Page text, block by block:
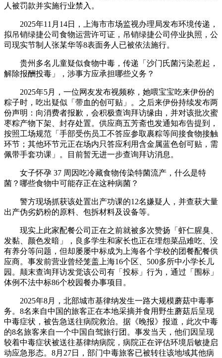
人被罚款并实施行业禁入。
2025年11月14日，上海市市场监视办理局发布环境传递，
拟吊销绿捷公司食物运营许可证，吊销绿捷公司停业执照，公
司现实节制人张某华等8表面务人已被依法施行。
贵州多名儿童疑似食物中毒，传递「沙门氏菌污染惹起，
解除报酬投毒」，涉事方应承担哪些义务？
2025年5月，一位网友发布视频称，她喂宝宝吃来伊份的
粽子时，吃出疑似「带血的创可贴」。之后来伊份持续发布两
份声明：向消费者报歉，会积极查询拜访缘由，并对该批次蜜
枣粽产物下架、封存处置。供应商五芳斋也发通知布告提到，
按照工场规范「手部受伤员工不答应参取裹粽等间接食物接触
环节；其他环节元正在场内只答应利用含金属蓝色创可贴，需
佩带手套功课」。目前暂无进一步查询拜访消息。
女子怀孕 37 周因吃冷藏食物传染特菌流产，什么是特
菌？哪些食物中可能存正在这种病菌？
警方现场抓获该处置出产功课的12名嫌疑人，并查获大量
出产伪劣奶粉的原料、包拆材料及设备等。
现实上此家配餐公司正在之前就被多次赞扬「虾仁腥臭、
发黏、颜色发暗」，良多学生和家长也正在埋怨菜品难吃、没
有养分等问题，但却屡屡中标成为上海各个学校的团餐配餐供
应商。事发前营业曾经笼盖上海16个区、500多所中小学长儿
园。颠末查询拜访发觉该公司有「投标」行为，通过「围标」
体例不法中标86个校园餐办事项目。
2025年8月，北部城市基律纳发生一路大规模蘑菇中毒事
务。8名来自中国的旅客正在本地采摘并食用野生蘑菇后呈现
中毒症状，被告急送往病院救治。据《晚报》报道，此次中毒
的8名旅客来自一个中国自驾旅行团。事发当天，他们因呈现
较着中毒症状被送往基律纳病院，病院正在评估环境后敏捷启
动应急形态。8月27日，部门中毒旅客已被转往该地域其他病